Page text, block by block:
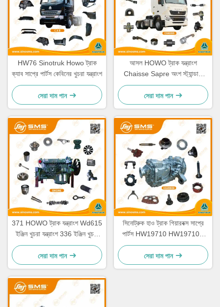
HW76 Sinotruk Howo ট্রাক
ক্যাব সাপ্রে পার্টস কেবিনের খুচরা যন্ত্রাংশ
সেরা দাম পান
আসল HOWO ট্রাক যন্ত্রাংশ
Chaisse Sapre অংশ স্ট্যান্ডার্ড
আকার
সেরা দাম পান
371 HOWO ট্রাক যন্ত্রাংশ Wd615
ইঞ্জিন খুচরা যন্ত্রাংশ 336 ইঞ্জিন খুচরা
যন্ত্রাংশ
সেরা দাম পান
সিনোট্রুক হাও ট্রাক গিয়ারবক্স সাপ্রে
পার্টস HW19710 HW19710T
HW19712
সেরা দাম পান